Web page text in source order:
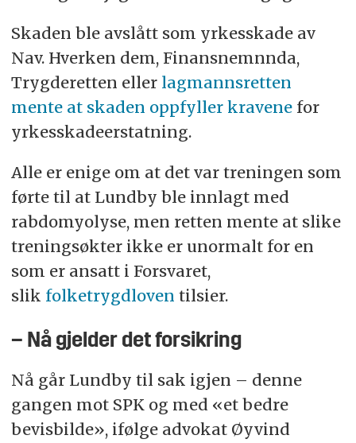
Skaden ble avslått som yrkesskade av
Nav. Hverken dem, Finansnemnnda,
Trygderetten eller lagmannsretten
mente at skaden oppfyller kravenefor
yrkesskadeerstatning.
Alle er enige om at det var treningen som
førte til at Lundby ble innlagt med
rabdomyolyse, men retten mente at slike
treningsøkter ikke er unormalt for en
som er ansatt i Forsvaret,
slik folketrygdloven tilsier.
– Nå gjelder det forsikring
Nå går Lundby til sak igjen – denne
gangen mot SPK og med «et bedre
bevisbilde», ifølge advokat Øyvind